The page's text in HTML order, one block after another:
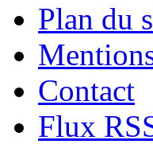
Plan du
Contact
Flux